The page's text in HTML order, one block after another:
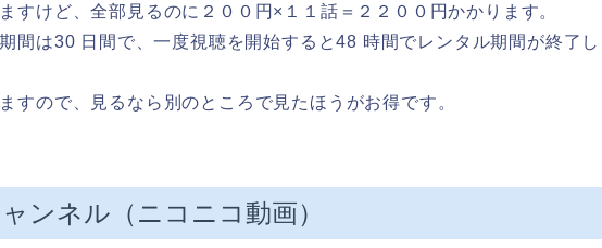
すけど、全部見るのに２００円×１１話＝２２００円かかります。
間は30 日間で、一度視聴を開始すると48 時間でレンタル期間が終了し
すので、見るなら別のところで見たほうがお得です。
ンネル（ニコニコ動画）